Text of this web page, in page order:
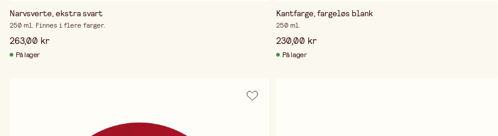
Narvsverte, ekstra svart
250 ml. Finnes i flere farger.
263,00 kr
På lager
Kantfarge, fargeløs blank
250 ml.
230,00 kr
På lager